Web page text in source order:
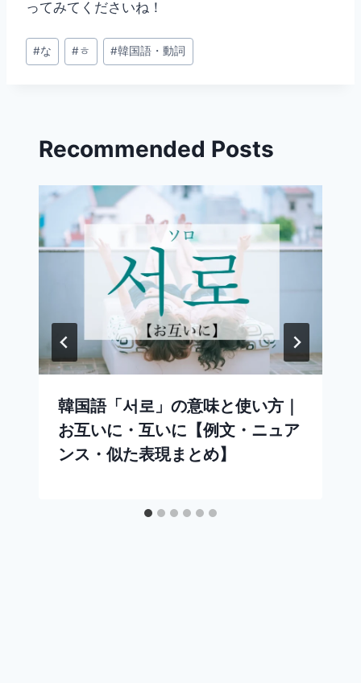
ってみてくださいね！
投
稿
#な #ㅎ #韓国語・動詞
Recommended Posts
韓国語「서로」の意味と使い方｜
お互いに・互いに【例文・ニュア
ンス・似た表現まとめ】